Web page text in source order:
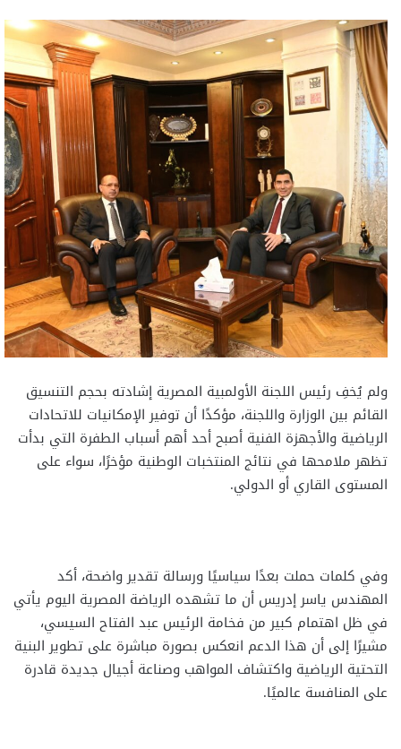
ولم يُخفِ رئيس اللجنة الأولمبية المصرية إشادته بحجم التنسيق
القائم بين الوزارة واللجنة، مؤكدًا أن توفير الإمكانيات للاتحادات
الرياضية والأجهزة الفنية أصبح أحد أهم أسباب الطفرة التي بدأت
تظهر ملامحها في نتائج المنتخبات الوطنية مؤخرًا، سواء على
المستوى القاري أو الدولي.
وفي كلمات حملت بعدًا سياسيًا ورسالة تقدير واضحة، أكد
المهندس ياسر إدريس أن ما تشهده الرياضة المصرية اليوم يأتي
في ظل اهتمام كبير من فخامة الرئيس عبد الفتاح السيسي،
مشيرًا إلى أن هذا الدعم انعكس بصورة مباشرة على تطوير البنية
التحتية الرياضية واكتشاف المواهب وصناعة أجيال جديدة قادرة
على المنافسة عالميًا.